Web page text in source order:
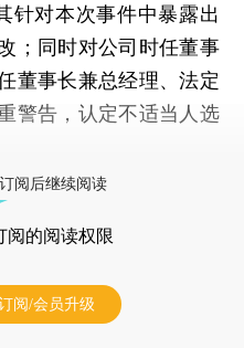
针对本次事件中暴露出
；同时对公司时任董事
董事长兼总经理、法定
警告，认定不适当人选
阅后继续阅读
阅的阅读权限
阅/会员升级